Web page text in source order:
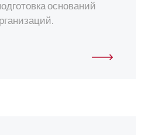
оснований